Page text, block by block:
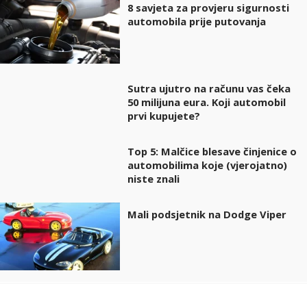
8 savjeta za provjeru sigurnosti
automobila prije putovanja
Sutra ujutro na računu vas čeka
50 milijuna eura. Koji automobil
prvi kupujete?
Top 5: Malčice blesave činjenice o
automobilima koje (vjerojatno)
niste znali
Mali podsjetnik na Dodge Viper